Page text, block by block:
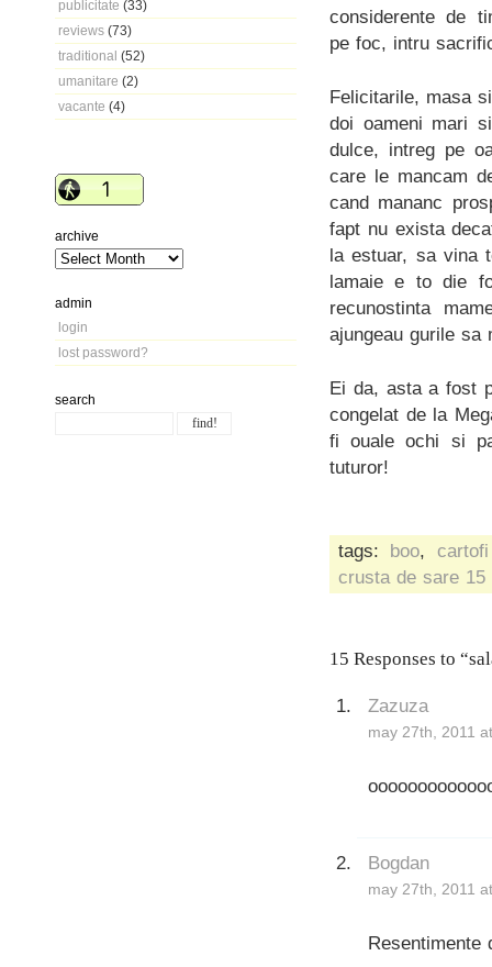
publicitate (33)
reviews (73)
traditional (52)
umanitare (2)
vacante (4)
archive
admin
login
lost password?
search
considerente de
pe foc, intru
Felicitarile, masa
doi oameni mari
dulce, intreg pe
care le mancam
cand mananc
fapt nu exista
la estuar, sa vina
lamaie e to die
recunostinta
ajungeau gurile sa
Ei da, asta a fost
congelat de la
fi ouale ochi si
tuturor!
tags: boo,
crusta de sare 15
15 Responses to
Zazuza
may 27th, 2011
Bogdan
may 27th, 2011
Resentimente